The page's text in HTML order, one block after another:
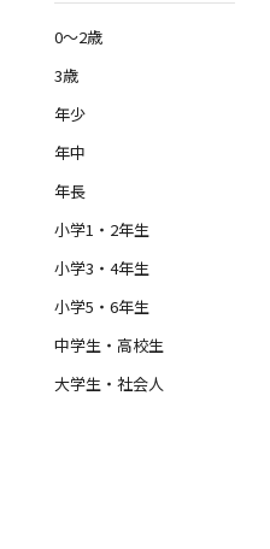
0～2歳
3歳
年少
年中
年長
小学1・2年生
小学3・4年生
小学5・6年生
中学生・高校生
大学生・社会人